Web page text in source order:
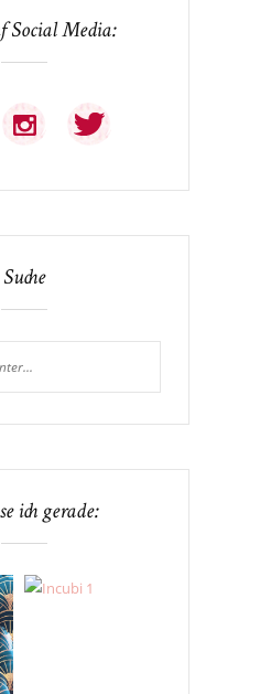
Social Media:
Suche
ich gerade: